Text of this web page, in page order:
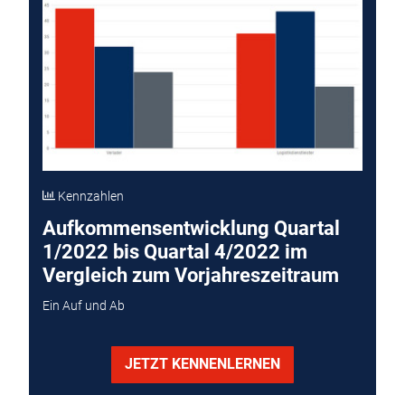
Kennzahlen
Aufkommensentwicklung Quartal
1/2022 bis Quartal 4/2022 im
Vergleich zum Vorjahreszeitraum
Ein Auf und Ab
JETZT KENNENLERNEN